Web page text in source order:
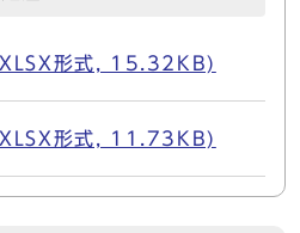
形式, 15.32KB)
形式, 11.73KB)